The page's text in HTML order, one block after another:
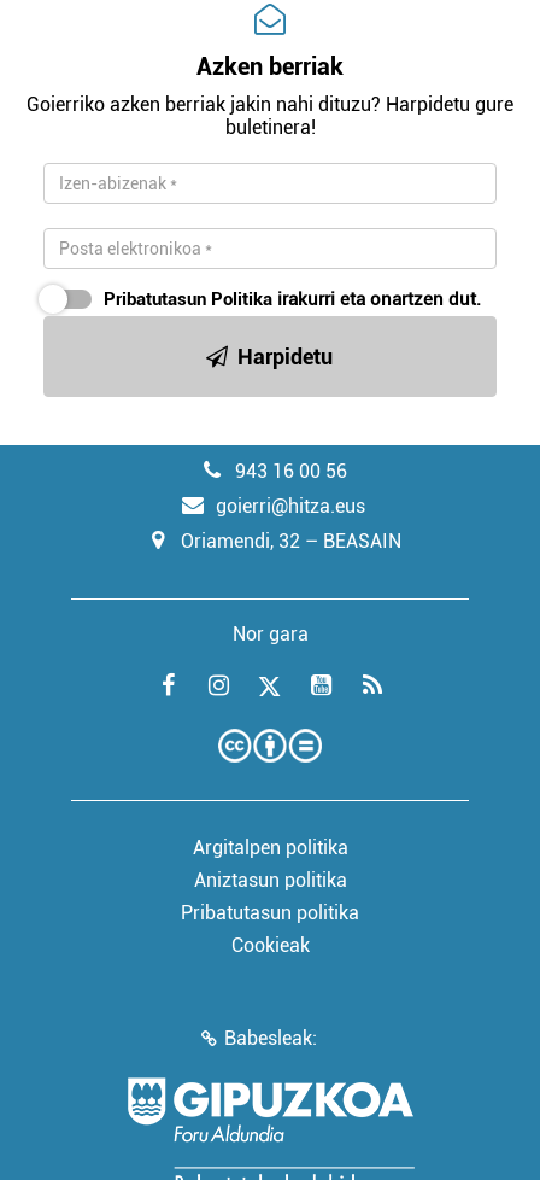
Azken berriak
Goierriko azken berriak jakin nahi dituzu? Harpidetu gure
buletinera!
Pribatutasun Politika irakurri eta onartzen dut.
Harpidetu
943 16 00 56
goierri@hitza.eus
Oriamendi, 32 – BEASAIN
Nor gara
Argitalpen politika
Aniztasun politika
Pribatutasun politika
Cookieak
Babesleak: